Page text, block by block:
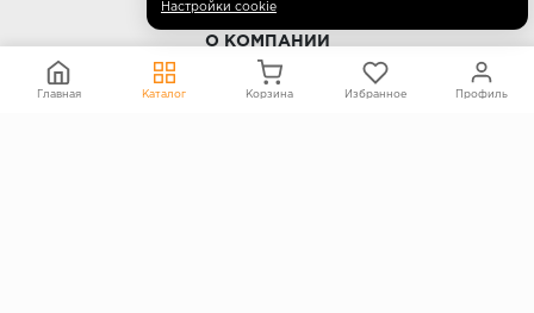
О КОМПАНИИ
Контакты
Настройки cookie
Главная Каталог Корзина Избранное Профиль